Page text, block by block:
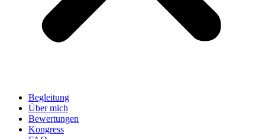
Begleitung
Über mich
Bewertungen
Kongress